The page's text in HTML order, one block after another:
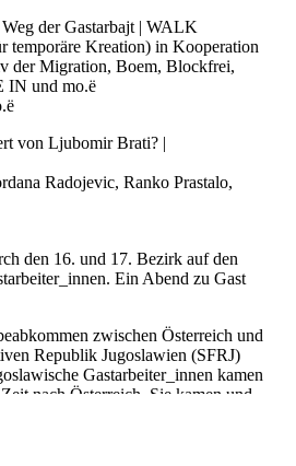
der Gastarbajt | WALK
temporäre Kreation) in Kooperation
der Migration, Boem, Blockfrei,
IN und mo.ë
von Ljubomir Brati? |
Radojevic, Ranko Prastalo,
den 16. und 17. Bezirk auf den
Ein Abend zu Gast
zwischen Österreich und
Republik Jugoslawien (SFRJ)
Gastarbeiter_innen kamen
nach Österreich. Sie kamen und
Platforma (Platform für temporäre
zum Anlass, um die Geschichte
Gastarbeit in den Fokus zu